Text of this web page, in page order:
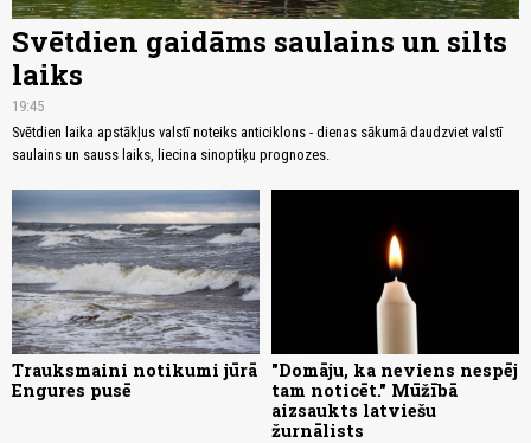
Svētdien gaidāms saulains un silts
laiks
19:45
Svētdien laika apstākļus valstī noteiks anticiklons - dienas sākumā daudzviet valstī
saulains un sauss laiks, liecina sinoptiķu prognozes.
Trauksmaini notikumi jūrā
Engures pusē
"Domāju, ka neviens nespēj
tam noticēt." Mūžībā
aizsaukts latviešu
žurnālists